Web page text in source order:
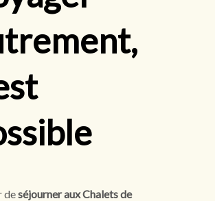
deséjourner aux Chalets de